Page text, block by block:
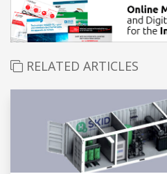
RELATED ARTICLES